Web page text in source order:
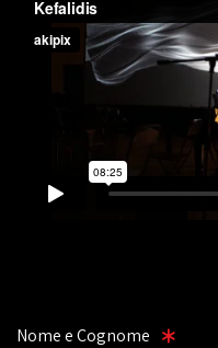
Nome e Cognome